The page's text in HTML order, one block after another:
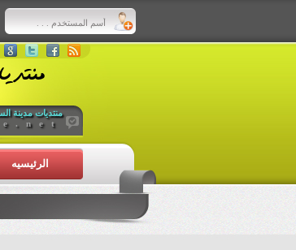
منتديات مدينة
الرئيسيه